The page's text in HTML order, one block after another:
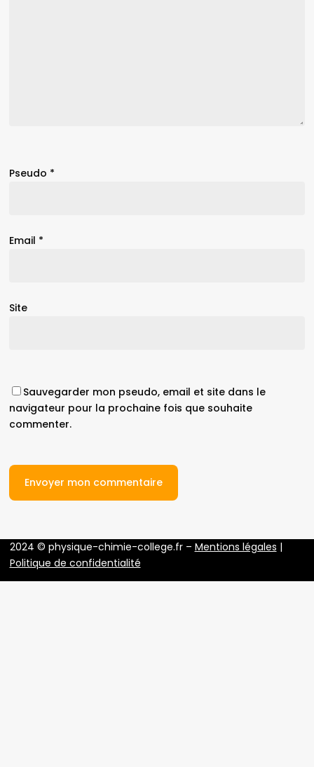
Pseudo *
Email *
Site
Sauvegarder mon pseudo, email et site dans le
navigateur pour la prochaine fois que souhaite
commenter.
2024 © physique-chimie-college.fr – Mentions légales |
Politique de confidentialité